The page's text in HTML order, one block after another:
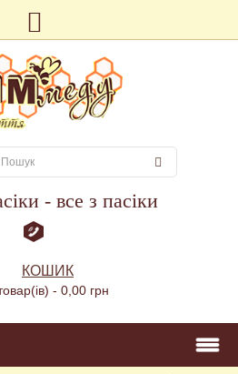
- все з пасіки
КОШИК
- 0,00 грн